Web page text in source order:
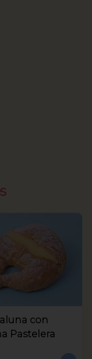
con
Pastelera